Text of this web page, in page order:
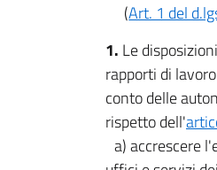
(Art. 1 del
1. Le
rapporti di
conto delle
rispetto dell'
a) accrescere